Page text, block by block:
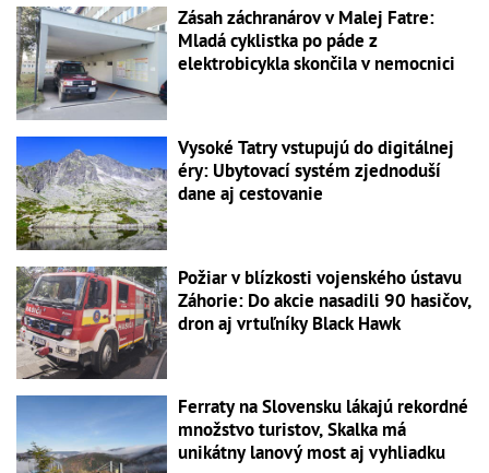
Zásah záchranárov v Malej Fatre:
Mladá cyklistka po páde z
elektrobicykla skončila v nemocnici
Vysoké Tatry vstupujú do digitálnej
éry: Ubytovací systém zjednoduší
dane aj cestovanie
Požiar v blízkosti vojenského ústavu
Záhorie: Do akcie nasadili 90 hasičov,
dron aj vrtuľníky Black Hawk
Ferraty na Slovensku lákajú rekordné
množstvo turistov, Skalka má
unikátny lanový most aj vyhliadku